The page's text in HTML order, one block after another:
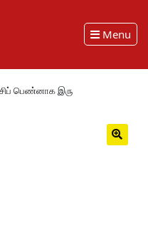
Menu
பெண்னாக இரு